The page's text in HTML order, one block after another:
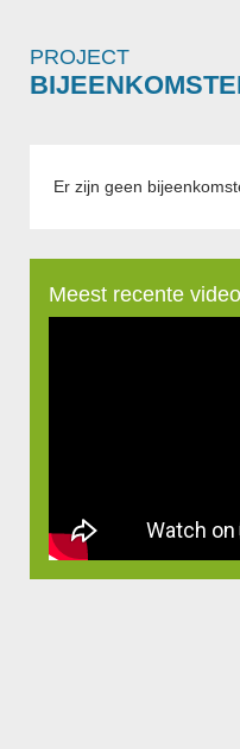
PROJECT
Er zijn geen
Meest recente